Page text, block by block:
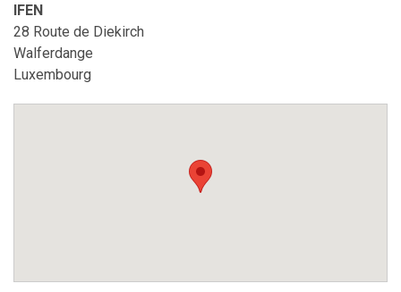
IFEN
28 Route de Diekirch
Walferdange
Luxembourg